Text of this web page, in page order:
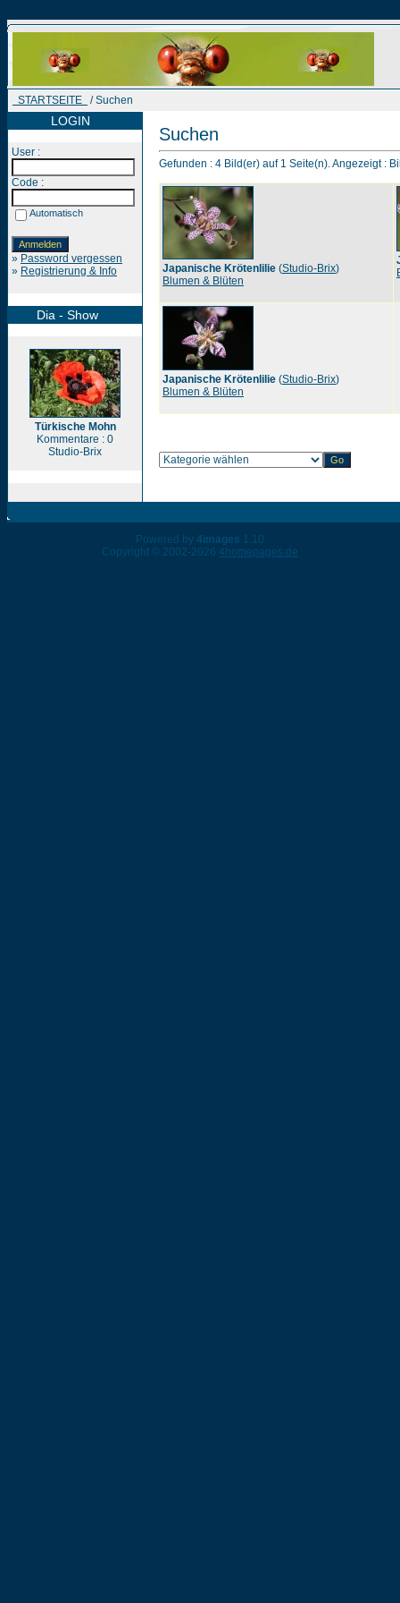
STARTSEITE / Suchen
LOGIN
User :
Code :
Automatisch
» Password vergessen
» Registrierung & Info
Dia - Show
Türkische Mohn
Kommentare : 0
Studio-Brix
Suchen
Gefunden : 4 Bild(er) auf 1 Seite(n). Angezeigt :
Japanische Krötenlilie (Studio-Brix)
Blumen & Blüten
Japanische Krötenlilie (Studio-Brix)
Blumen & Blüten
Powered by 4images 1.10
Copyright © 2002-2026 4homepages.de